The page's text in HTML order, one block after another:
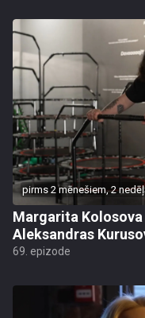
pirms 2 mēnešiem, 2
Margarita
Aleksandras
69. epizode